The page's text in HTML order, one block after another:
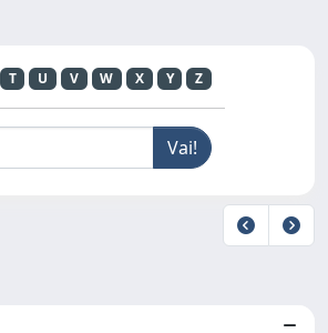
T U V W X Y Z